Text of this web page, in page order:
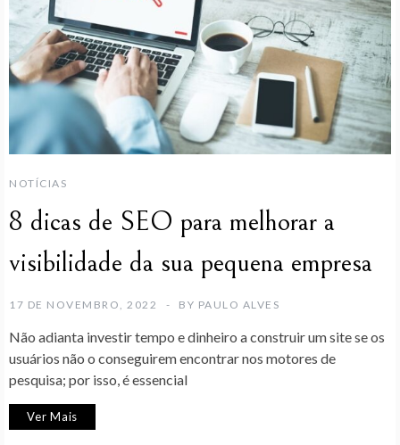
NOTÍCIAS
8 dicas de SEO para melhorar a
visibilidade da sua pequena empresa
17 DE NOVEMBRO, 2022 BY PAULO ALVES
Não adianta investir tempo e dinheiro a construir um site se os
usuários não o conseguirem encontrar nos motores de
pesquisa; por isso, é essencial
Ver Mais